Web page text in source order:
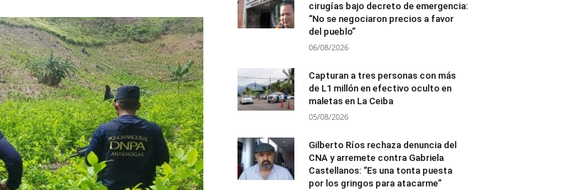
cirugías bajo decreto de emergencia:
“No se negociaron precios a favor
del pueblo”
06/08/2026
Capturan a tres personas con más
de L1 millón en efectivo oculto en
maletas en La Ceiba
05/08/2026
Gilberto Ríos rechaza denuncia del
CNA y arremete contra Gabriela
Castellanos: “Es una tonta puesta
por los gringos para atacarme”